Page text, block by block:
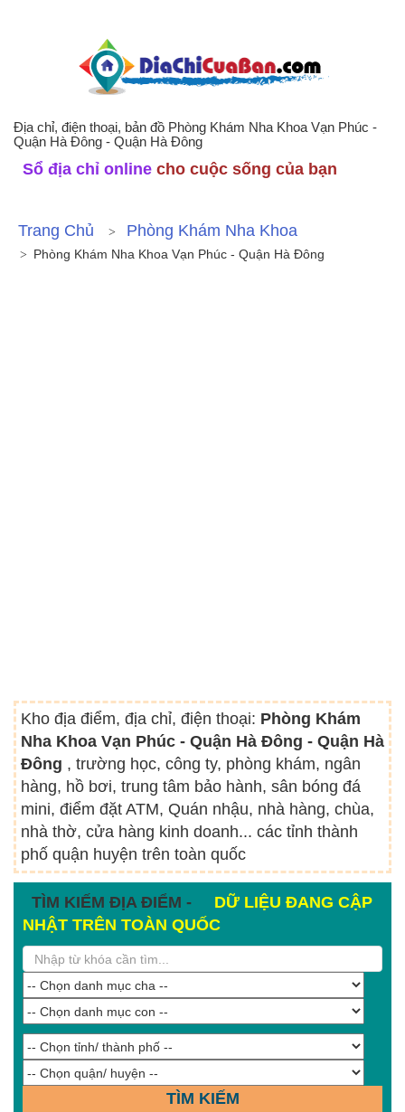
Địa chỉ, điện thoại, bản đồ Phòng Khám Nha Khoa Vạn Phúc -
Quận Hà Đông - Quận Hà Đông
Sổ địa chỉ online cho cuộc sống của bạn
Trang Chủ Phòng Khám Nha Khoa
Phòng Khám Nha Khoa Vạn Phúc - Quận Hà Đông
Kho địa điểm, địa chỉ, điện thoại: Phòng Khám
Nha Khoa Vạn Phúc - Quận Hà Đông - Quận Hà
Đông , trường học, công ty, phòng khám, ngân
hàng, hồ bơi, trung tâm bảo hành, sân bóng đá
mini, điểm đặt ATM, Quán nhậu, nhà hàng, chùa,
nhà thờ, cửa hàng kinh doanh... các tỉnh thành
phố quận huyện trên toàn quốc
TÌM KIẾM ĐỊA ĐIỂM -
DỮ LIỆU ĐANG CẬP
NHẬT TRÊN TOÀN QUỐC
TÌM KIẾM